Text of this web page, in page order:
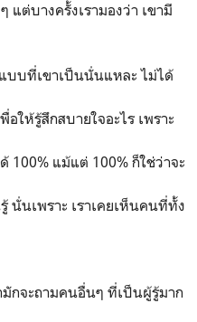
แต่บางครั้งเรามองว่า เขามี
แบบที่เขาเป็นนั่นแหละ ไม่ได้
ให้รู้สึกสบายใจอะไร เพราะ
100% แม้แต่ 100% ก็ใช่ว่าจะ
นั่นเพราะ เราเคยเห็นคนที่ทั้ง
กจะถามคนอื่นๆ ที่เป็นผู้รู้มาก